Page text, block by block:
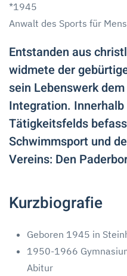
*1945
Anwalt des Sports für
Entstanden aus
widmete der
sein Lebenswerk
Integration.
Tätigkeitsfelds
Schwimmsport und
Vereins: Den
Kurzbiografie
Geboren 1945 in
1950-1966
Abitur